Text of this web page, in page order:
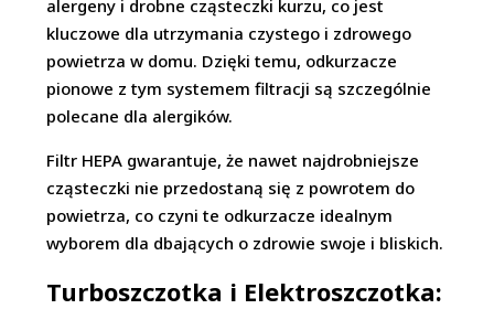
alergeny i drobne cząsteczki kurzu, co jest
kluczowe dla utrzymania czystego i zdrowego
powietrza w domu. Dzięki temu, odkurzacze
pionowe z tym systemem filtracji są szczególnie
polecane dla alergików.
Filtr HEPA gwarantuje, że nawet najdrobniejsze
cząsteczki nie przedostaną się z powrotem do
powietrza, co czyni te odkurzacze idealnym
wyborem dla dbających o zdrowie swoje i bliskich.
Turboszczotka i Elektroszczotka: